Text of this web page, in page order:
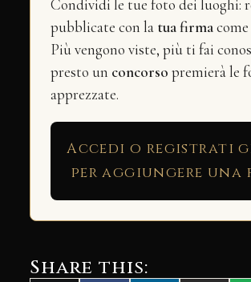
Condividi le tue foto dei luoghi:
pubblicate con la tua firmacome
Più vengono viste, più ti fai
presto un concorso premierà le
apprezzate.
Accedi o registrati
per aggiungere
Share this: